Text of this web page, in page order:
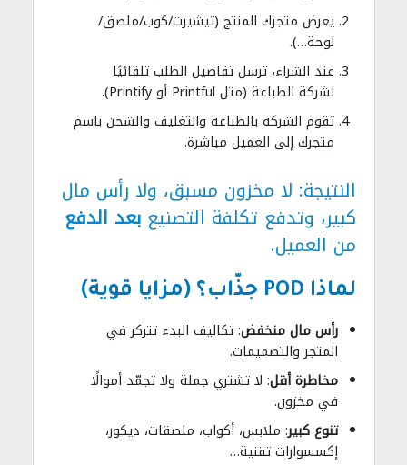
يعرض متجرك المنتج (تيشيرت/كوب/ملصق/
لوحة…).
عند الشراء، ترسل تفاصيل الطلب تلقائيًا
لشركة الطباعة (مثل Printful أو Printify).
تقوم الشركة بالطباعة والتغليف والشحن باسم
متجرك إلى العميل مباشرة.
النتيجة: لا مخزون مسبق، ولا رأس مال
كبير، وتدفع تكلفة التصنيعبعد الدفع
من العميل.
لماذا POD جذّاب؟ (مزايا قوية)
رأس مال منخفض: تكاليف البدء تتركز في
المتجر والتصميمات.
مخاطرة أقل: لا تشتري جملة ولا تجمّد أموالًا
في مخزون.
تنوع كبير: ملابس، أكواب، ملصقات، ديكور،
إكسسوارات تقنية…